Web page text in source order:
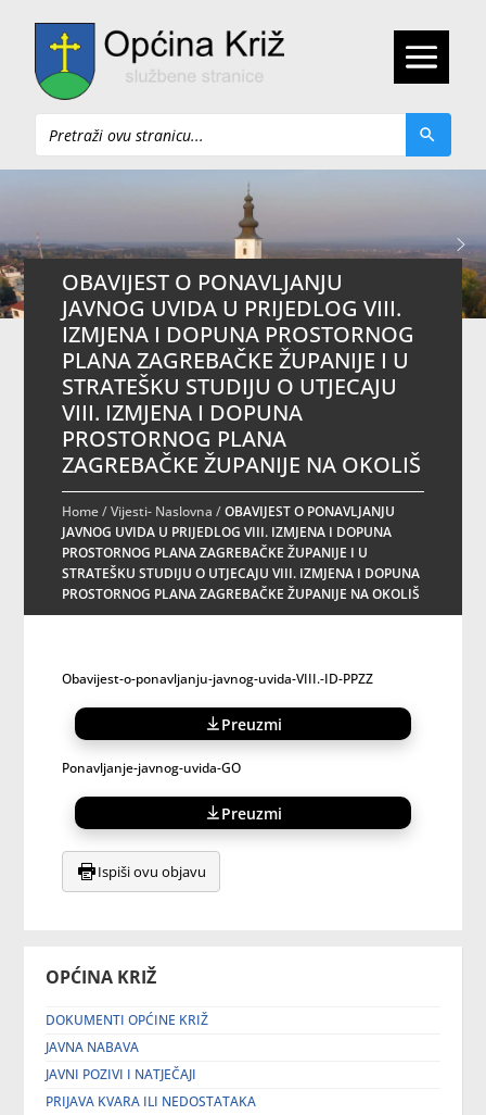
Pretraži
OPĆINA KRIŽ
DOKUMENTI OPĆINE KRIŽ
JAVNA NABAVA
JAVNI POZIVI I NATJEČAJI
PRIJAVA KVARA ILI NEDOSTATAKA
OBAVIJEST O PONAVLJANJU
JAVNOG UVIDA U PRIJEDLOG VIII.
IZMJENA I DOPUNA PROSTORNOG
PLANA ZAGREBAČKE ŽUPANIJE I U
STRATEŠKU STUDIJU O UTJECAJU
VIII. IZMJENA I DOPUNA
PROSTORNOG PLANA
ZAGREBAČKE ŽUPANIJE NA OKOLIŠ
Home/Vijesti- Naslovna /OBAVIJEST O PONAVLJANJU
JAVNOG UVIDA U PRIJEDLOG VIII. IZMJENA I DOPUNA
PROSTORNOG PLANA ZAGREBAČKE ŽUPANIJE I U
STRATEŠKU STUDIJU O UTJECAJU VIII. IZMJENA I DOPUNA
PROSTORNOG PLANA ZAGREBAČKE ŽUPANIJE NA OKOLIŠ
Obavijest-o-ponavljanju-javnog-uvida-VIII.-ID-PPZZ
Preuzmi
Ponavljanje-javnog-uvida-GO
Preuzmi
Ispiši ovu objavu